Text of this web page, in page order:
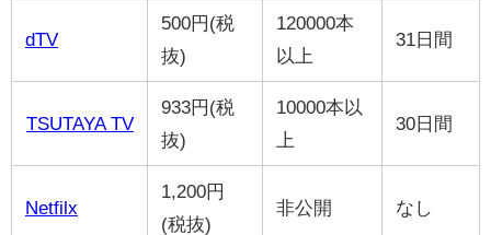
dTV
500円(税
抜)
120000本
以上
31日間
TSUTAYA TV
933円(税
抜)
10000本以
上
30日間
Netfilx
1,200円
(税抜)
非公開 なし